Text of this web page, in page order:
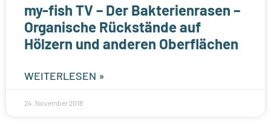
my-fish TV – Der Bakterienrasen –
Organische Rückstände auf
Hölzern und anderen Oberflächen
WEITERLESEN »
24. November 2018